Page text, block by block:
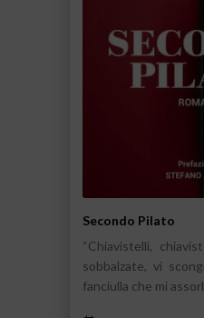
Secondo Pilato
“Chiavistelli,
sobbalzate, vi
fanciulla che mi